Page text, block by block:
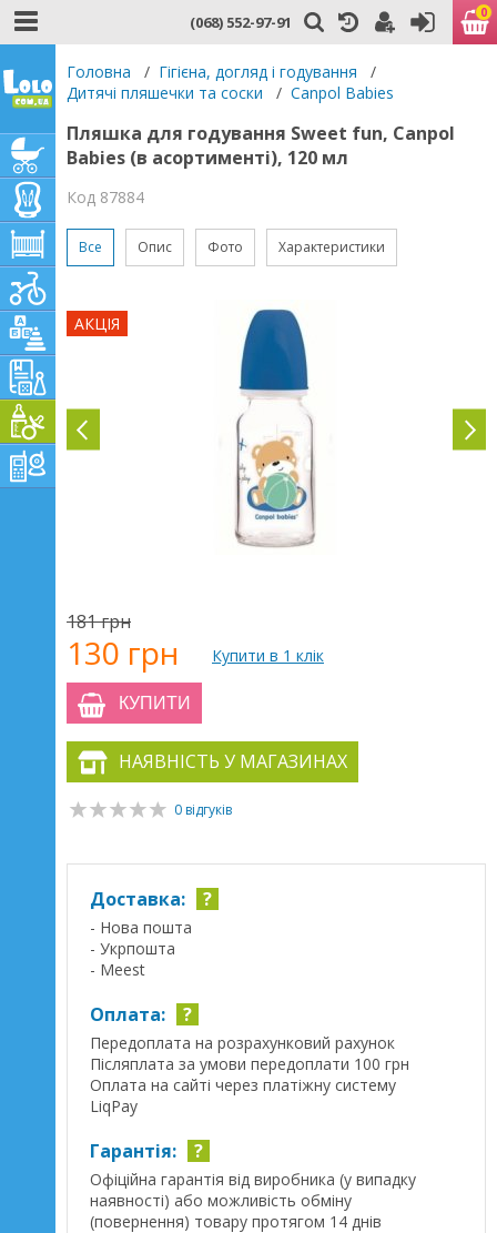
(068) 552-97-91 0
Головна / Гігієна, догляд і годування
/
Дитячі пляшечки та соски
/ Canpol Babies
Пляшка для годування Sweet fun, Canpol
Babies (в асортименті), 120 мл
Код 87884
Все Опис Фото Характеристики
АКЦІЯ
181 грн
130 грн Купити в 1 клік
КУПИТИ
НАЯВНІСТЬ У МАГАЗИНАХ
0 відгуків
Доставка: ?
- Нова пошта
- Укрпошта
- Meest
Оплата: ?
Передоплата на розрахунковий рахунок
Післяплата за умови передоплати 100 грн
Оплата на сайті через платіжну систему
LiqPay
Гарантія: ?
Офіційна гарантія від виробника (у випадку
наявності) або можливість обміну
(повернення) товару протягом 14 днів